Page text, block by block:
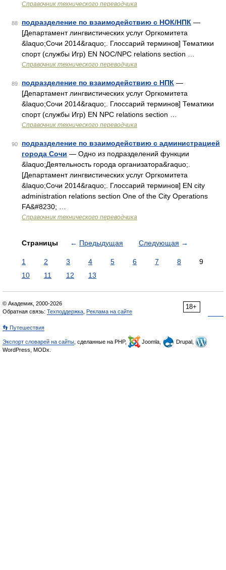
Справочник технического переводчика
88 подразделение по взаимодействию с НОК/НПК —
[Департамент лингвистических услуг Оргкомитета
&laquo;Сочи 2014&raquo;. Глоссарий терминов] Тематики
спорт (службы Игр) EN NOC/NPC relations section …
Справочник технического переводчика
89 подразделение по взаимодействию с НПК —
[Департамент лингвистических услуг Оргкомитета
&laquo;Сочи 2014&raquo;. Глоссарий терминов] Тематики
спорт (службы Игр) EN NPC relations section …
Справочник технического переводчика
90
подразделение по взаимодействию с администрацией
города Сочи — Одно из подразделений функции
&laquo;Деятельность города организатора&raquo;.
[Департамент лингвистических услуг Оргкомитета
&laquo;Сочи 2014&raquo;. Глоссарий терминов] EN city
administration relations section One of the City Operations
FA&#8230; …
Справочник технического переводчика
Страницы ← Предыдущая Следующая →
1 2 3 4 5 6 7 8
9
10
11 12 13
18+
© Академик, 2000-2026
Обратная связь: Техподдержка Реклама на сайте
👣 Путешествия
Экспорт словарей на сайты , сделанные на PHP, Joomla,
Drupal,
WordPress, MODx.